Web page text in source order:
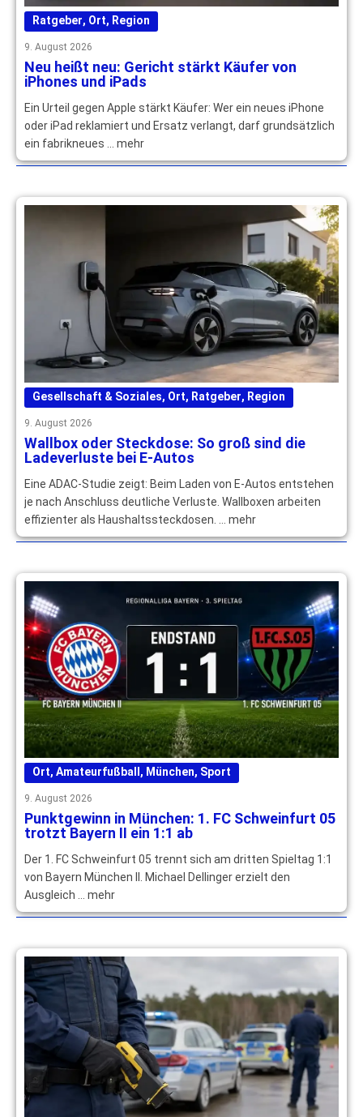
Ratgeber, Ort, Region
9. August 2026
Neu heißt neu: Gericht stärkt Käufer von
iPhones und iPads
Ein Urteil gegen Apple stärkt Käufer: Wer ein neues iPhone
oder iPad reklamiert und Ersatz verlangt, darf grundsätzlich
ein fabrikneues … mehr
Gesellschaft & Soziales, Ort, Ratgeber, Region
9. August 2026
Wallbox oder Steckdose: So groß sind die
Ladeverluste bei E-Autos
Eine ADAC-Studie zeigt: Beim Laden von E-Autos entstehen
je nach Anschluss deutliche Verluste. Wallboxen arbeiten
effizienter als Haushaltssteckdosen. … mehr
Ort, Amateurfußball , München, Sport
9. August 2026
Punktgewinn in München: 1. FC Schweinfurt 05
trotzt Bayern II ein 1:1 ab
Der 1. FC Schweinfurt 05 trennt sich am dritten Spieltag 1:1
von Bayern München II. Michael Dellinger erzielt den
Ausgleich … mehr